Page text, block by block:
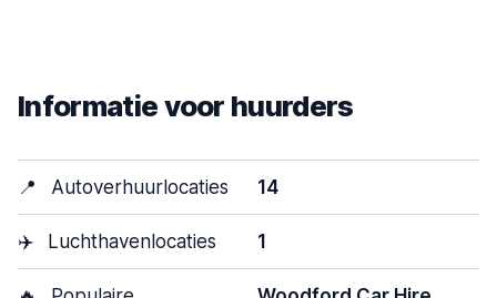
Informatie voor huurders
📍 Autoverhuurlocaties 14
✈️ Luchthavenlocaties 1